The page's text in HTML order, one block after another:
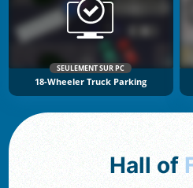
SEULEMENT SUR PC
18-Wheeler Truck Parking
Hall of